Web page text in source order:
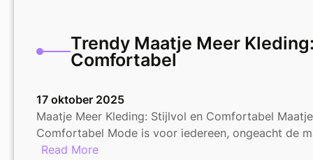
Trendy Maatje Meer
Comfortabel
17 oktober 2025
Maatje Meer Kleding: Stijlvol en Comfortabel
Comfortabel Mode is voor iedereen, ongeacht de
Read More: